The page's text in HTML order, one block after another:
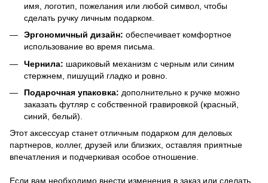
имя, логотип, пожелания или любой символ, чтобы
сделать ручку личным подарком.
Эргономичный дизайн: обеспечивает комфортное
использование во время письма.
Чернила: шариковый механизм с черным или синим
стержнем, пишущий гладко и ровно.
Подарочная упаковка: дополнительно к ручке можно
заказать футляр с собственной гравировкой (красный,
синий, белый).
Этот аксессуар станет отличным подарком для деловых
партнеров, коллег, друзей или близких, оставляя приятные
впечатления и подчеркивая особое отношение.
Если вам необходимо внести изменения в заказ или сделать